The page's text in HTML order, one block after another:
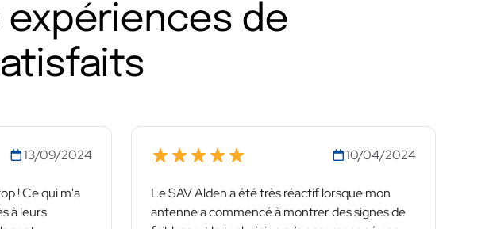
expériences de
13/09/2024
! Ce qui m'a
à leurs
10/04/2024
Le SAV Alden a été très réactif lorsque mon
antenne a commencé à montrer des signes de